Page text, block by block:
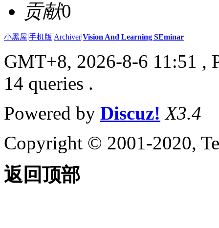
贡献0
小黑屋|手机版|Archiver|Vision And Learning SEminar
GMT+8, 2026-8-6 11:51 ,
14 queries .
Powered by Discuz! X3.4
Copyright © 2001-2020,
返回顶部